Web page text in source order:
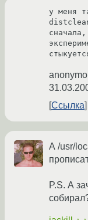
у меня
Ссылка
А /usr/
P.S. А